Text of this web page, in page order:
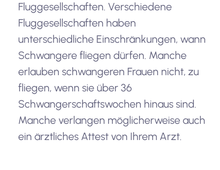
Fluggesellschaften. Verschiedene
Fluggesellschaften haben
unterschiedliche Einschränkungen, wann
Schwangere fliegen dürfen. Manche
erlauben schwangeren Frauen nicht, zu
fliegen, wenn sie über 36
Schwangerschaftswochen hinaus sind.
Manche verlangen möglicherweise auch
ein ärztliches Attest von Ihrem Arzt.